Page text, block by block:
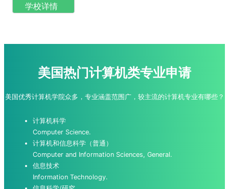
学校详情
美国热门计算机类专业申请
美国优秀计算机学院众多，专业涵盖范围广，较主流的计算机专业有哪些？
计算机科学
Computer Science.
计算机和信息科学（普通）
Computer and Information Sciences, General.
信息技术
Information Technology.